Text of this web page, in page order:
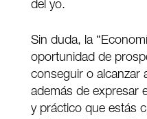
del yo.
Sin duda, la
oportunidad de
conseguir o alcanzar
además de expresar
y práctico que estás